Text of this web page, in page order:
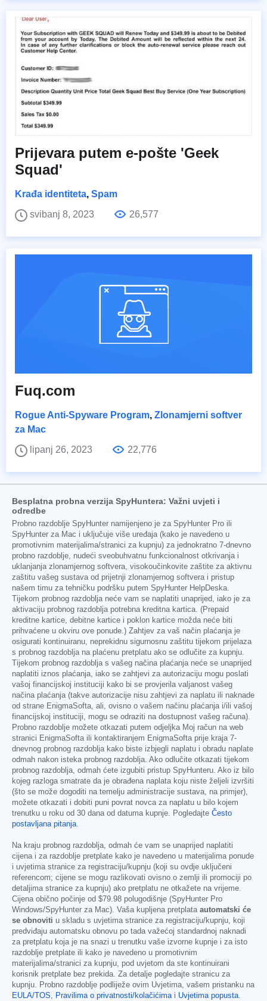
Prijevara putem e-pošte 'Geek
Squad'
Krađa identiteta, Spam
svibanj 8, 2023
26,577
Fuq.com
Rogue Anti-Spyware Program, Zlonamjerni softver
za Mac
lipanj 26, 2023
22,776
Besplatna probna verzija SpyHuntera: Važni uvjeti i
odredbe
Probno razdoblje SpyHunter namijenjeno je za SpyHunter Pro ili
SpyHunter za Mac i uključuje više uređaja (kako je navedeno u
promotivnim materijalima/stranici za kupnju) za jednokratno 7-dnevno
probno razdoblje, nudeći sveobuhvatnu funkcionalnost otkrivanja i
uklanjanja zlonamjernog softvera, visokoučinkovite zaštite za aktivnu
zaštitu vašeg sustava od prijetnji zlonamjernog softvera i pristup
našem timu za tehničku podršku putem SpyHunter HelpDeska.
Tijekom probnog razdoblja neće vam se naplatiti unaprijed, iako je za
aktivaciju probnog razdoblja potrebna kreditna kartica. (Prepaid
kreditne kartice, debitne kartice i poklon kartice možda neće biti
prihvaćene u okviru ove ponude.) Zahtjev za vaš način plaćanja je
osigurati kontinuiranu, neprekidnu sigurnosnu zaštitu tijekom prijelaza
s probnog razdoblja na plaćenu pretplatu ako se odlučite za kupnju.
Tijekom probnog razdoblja s vašeg načina plaćanja neće se unaprijed
naplatiti iznos plaćanja, iako se zahtjevi za autorizaciju mogu poslati
vašoj financijskoj instituciji kako bi se provjerila valjanost vašeg
načina plaćanja (takve autorizacije nisu zahtjevi za naplatu ili naknade
od strane EnigmaSofta, ali, ovisno o vašem načinu plaćanja i/ili vašoj
financijskoj instituciji, mogu se odraziti na dostupnost vašeg računa).
Probno razdoblje možete otkazati putem odjeljka Moj račun na web
stranici EnigmaSofta ili kontaktiranjem EnigmaSofta prije kraja 7-
dnevnog probnog razdoblja kako biste izbjegli naplatu i obradu naplate
odmah nakon isteka probnog razdoblja. Ako odlučite otkazati tijekom
probnog razdoblja, odmah ćete izgubiti pristup SpyHunteru. Ako iz bilo
kojeg razloga smatrate da je obrađena naplata koju niste željeli izvršiti
(što se može dogoditi na temelju administracije sustava, na primjer),
možete otkazati i dobiti puni povrat novca za naplatu u bilo kojem
trenutku u roku od 30 dana od datuma kupnje. Pogledajte Često
postavljana pitanja.
Na kraju probnog razdoblja, odmah će vam se unaprijed naplatiti
cijena i za razdoblje pretplate kako je navedeno u materijalima ponude
i uvjetima stranice za registraciju/kupnju (koji su ovdje uključeni
referencom; cijene se mogu razlikovati ovisno o zemlji ili promociji po
detaljima stranice za kupnju) ako pretplatu ne otkažete na vrijeme.
Cijena obično počinje od $79.98 polugodišnje (SpyHunter Pro
Windows/SpyHunter za Mac). Vaša kupljena pretplata automatski će
se obnoviti u skladu s uvjetima stranice za registraciju/kupnju, koji
predviđaju automatsku obnovu po tada važećoj standardnoj naknadi
za pretplatu koja je na snazi u trenutku vaše izvorne kupnje i za isto
razdoblje pretplate ili kako je navedeno u promotivnim
materijalima/stranici za kupnju, pod uvjetom da ste kontinuirani
korisnik pretplate bez prekida. Za detalje pogledajte stranicu za
kupnju. Probno razdoblje podliježe ovim Uvjetima, vašem pristanku na
EULA/TOS, Pravilima o privatnosti/kolačićimai Uvjetima popusta.